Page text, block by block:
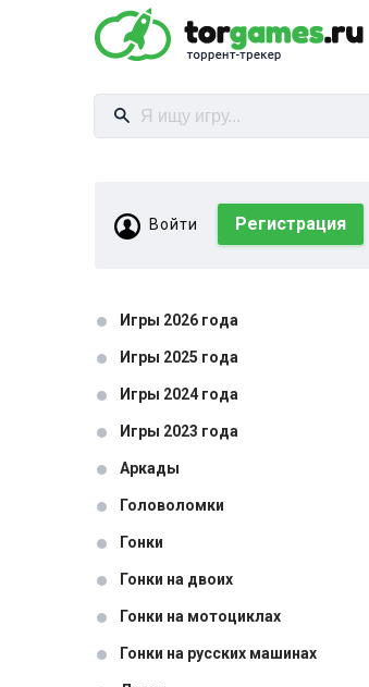
Войти Регистрация
Игры 2026 года
Игры 2025 года
Игры 2024 года
Игры 2023 года
Аркады
Головоломки
Гонки
Гонки на двоих
Гонки на мотоциклах
Гонки на русских машинах